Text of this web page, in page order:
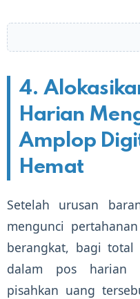
4.
Harian
Amplop
Hemat
Setelah urusan
mengunci
berangkat, bagi
dalam pos harian
pisahkan uang